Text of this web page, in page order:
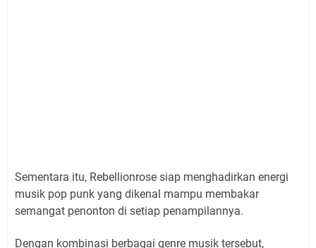
Sementara itu, Rebellionrose siap menghadirkan energi
musik pop punk yang dikenal mampu membakar
semangat penonton di setiap penampilannya.
Dengan kombinasi berbagai genre musik tersebut,